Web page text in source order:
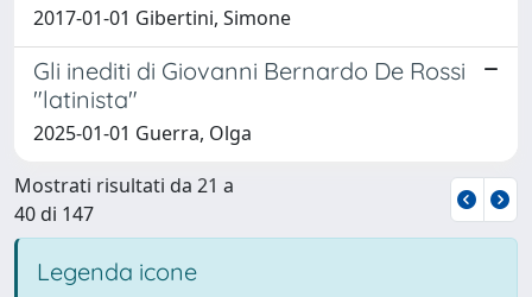
2017-01-01 Gibertini, Simone
Gli inediti di Giovanni Bernardo De Rossi
"latinista"
2025-01-01 Guerra, Olga
Mostrati risultati da 21 a
40 di 147
Legenda icone